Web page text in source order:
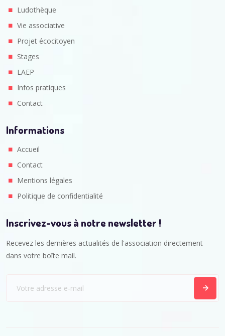
Ludothèque
Vie associative
Projet écocitoyen
Stages
LAEP
Infos pratiques
Contact
Informations
Accueil
Contact
Mentions légales
Politique de confidentialité
Inscrivez-vous à notre newsletter !
Recevez les dernières actualités de l'association directement
dans votre boîte mail.